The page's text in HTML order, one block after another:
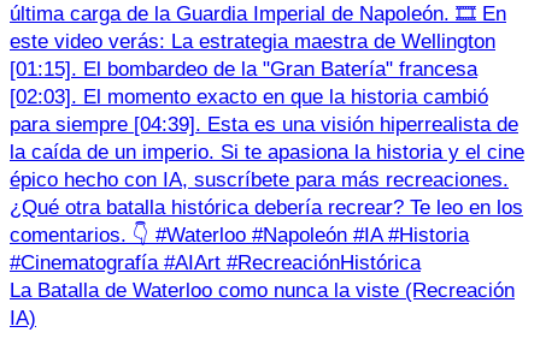
La Batalla de Waterloo como nunca la viste (Recreación
IA)